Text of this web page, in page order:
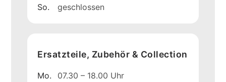
So.
geschlossen
Ersatzteile, Zubehör & Collection
Mo.
07.30 – 18.00 Uhr